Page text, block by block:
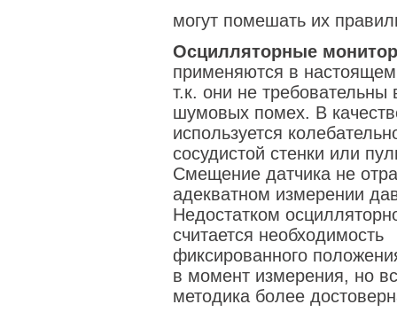
могут помешать их
Осцилляторные
применяются в
т.к. они не требовательны
шумовых помех. В
используется
сосудистой стенки или
Смещение датчика не
адекватном измерении
Недостатком
считается необходимость
фиксированного
в момент измерения, но
методика более